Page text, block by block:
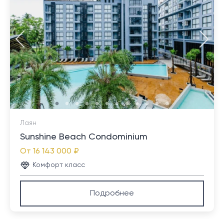
Лаян
Sunshine Beach Condominium
От 16 143 000 ₽
Комфорт класс
Подробнее